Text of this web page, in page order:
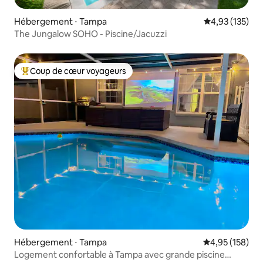
Hébergement ⋅ Tampa Évaluation
4,93 (135)
The Jungalow SOHO - Piscine/Jacuzzi
Coups de cœur voyageurs les plus appréciés
Coup de cœur voyageurs
Hébergement ⋅ Tampa Évaluation
4,95 (158)
Logement confortable à Tampa avec grande piscine